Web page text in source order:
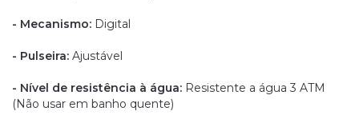
- Mecanismo: Digital
- Pulseira: Ajustável
- Nível de resistência à água: Resistente a água 3 ATM
(Não usar em banho quente)